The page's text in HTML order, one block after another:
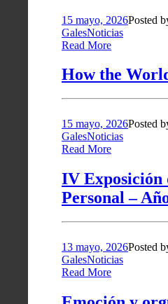
15 mayo, 2026Posted
GalesNoticias
Read More
How the
15 mayo, 2026Posted
GalesNoticias
Read More
IV Exposición
Personal –
13 mayo, 2026Posted
GalesNoticias
Read More